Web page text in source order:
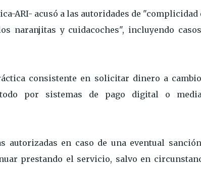
ARI- acusó a las autoridades de "complicidad
naranjitas y cuidacoches", incluyendo
consistente en solicitar dinero a
por sistemas de pago digital o
autorizadas en caso de una eventual
prestando el servicio, salvo en